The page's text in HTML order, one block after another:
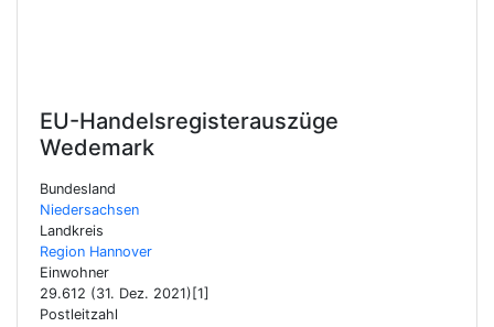
EU-Handelsregisterauszüge
Wedemark
Bundesland
Niedersachsen
Landkreis
Region Hannover
Einwohner
29.612 (31. Dez. 2021)[1]
Postleitzahl